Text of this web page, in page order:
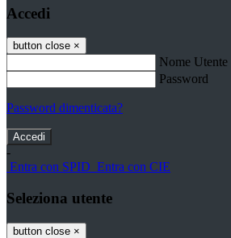
Accedi
button close ×
Nome Utente
Password
Password dimenticata?
-
Entra con SPID Entra con CIE
Seleziona utente
button close ×